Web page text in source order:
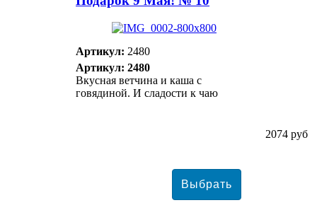
Артикул: 2480
Артикул: 2480
Вкусная ветчина и каша с
говядиной. И сладости к чаю
2074 руб